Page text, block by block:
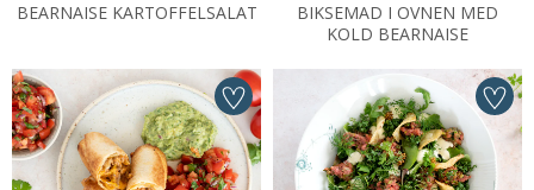
BEARNAISE KARTOFFELSALAT
BIKSEMAD I OVNEN MED
KOLD BEARNAISE